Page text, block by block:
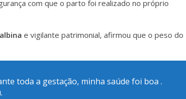
com que o parto foi realizado no próprio
e vigilante patrimonial, afirmou que o peso do
toda a gestação, minha saúde foi boa .